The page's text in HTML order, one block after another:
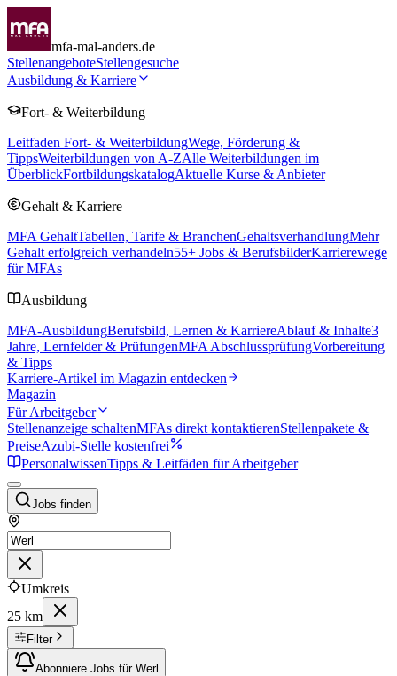
mfa-mal-anders.de
StellenangeboteStellengesuche
Ausbildung & Karriere
Fort- & Weiterbildung
Leitfaden Fort- & WeiterbildungWege, Förderung &
TippsWeiterbildungen von A-ZAlle Weiterbildungen im
ÜberblickFortbildungskatalogAktuelle Kurse & Anbieter
Gehalt & Karriere
MFA GehaltTabellen, Tarife & BranchenGehaltsverhandlungMehr
Gehalt erfolgreich verhandeln55+ Jobs & BerufsbilderKarrierewege
für MFAs
Ausbildung
MFA-AusbildungBerufsbild, Lernen & KarriereAblauf & Inhalte3
Jahre, Lernfelder & PrüfungenMFA AbschlussprüfungVorbereitung
& Tipps
Karriere-Artikel im Magazin entdecken
Magazin
Für Arbeitgeber
Stellenanzeige schaltenMFAs direkt kontaktierenStellenpakete &
PreiseAzubi-Stelle kostenfrei
PersonalwissenTipps & Leitfäden für Arbeitgeber
Jobs finden
Umkreis
25 km
Filter
Abonniere Jobs für Werl